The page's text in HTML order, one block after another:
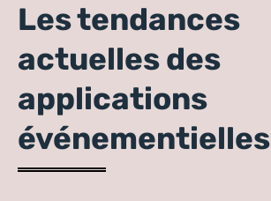
Les tendances
actuelles des
applications
événementielles